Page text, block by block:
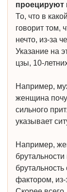
проецируют
То, что в
говорит том,
нечто, из-за
Указание на
цзы, 10-
Например,
женщина
сильного
указывает
Например,
фактором, из-